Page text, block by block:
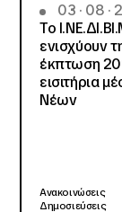
03 · 08 ·
Το
ενισχύουν
έκπτωση
εισιτήρια
Νέων
Ανακοινώσεις
Δημοσιεύσεις